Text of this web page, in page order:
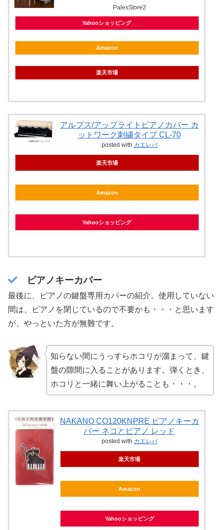
PalesStore2
Yahooショッピング
Amazon
楽天市場
アルプス/アップライトピアノカバー カ
ットワーク刺繍タイプ CL-70
posted with カエレバ
楽天市場
Amazon
Yahooショッピング
ピアノキーカバー
最後に、ピアノの鍵盤専用カバーの紹介。使用していない
間は、ピアノを閉じているので不要かも・・・と思います
が、やっといた方が無難です。
知らない間にうっすらホコリが溜まって、鍵
盤の隙間に入ることがあります。弾くとき、
ホコリと一緒に舞い上がることも・・・。
NAKANO CO120KNPRE ピアノキーカ
バー ネコとピアノ レッド
posted with カエレバ
楽天市場
Amazon
Yahooショッピング